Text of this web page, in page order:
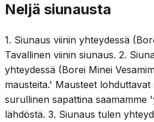
Neljä siunausta
1. Siunaus viinin yhteydessä
Tavallinen viinin siunaus. 2.
yhteydessä (Borei Minei
mausteita.' Mausteet
surullinen sapattina saamamme
lähdöstä. 3. Siunaus tulen